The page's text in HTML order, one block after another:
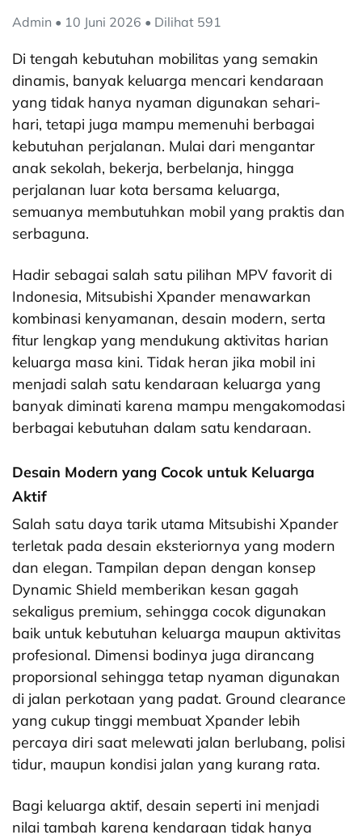
Admin • 10 Juni 2026 • Dilihat 591
Di tengah kebutuhan mobilitas yang semakin
dinamis, banyak keluarga mencari kendaraan
yang tidak hanya nyaman digunakan sehari-
hari, tetapi juga mampu memenuhi berbagai
kebutuhan perjalanan. Mulai dari mengantar
anak sekolah, bekerja, berbelanja, hingga
perjalanan luar kota bersama keluarga,
semuanya membutuhkan mobil yang praktis dan
serbaguna.
Hadir sebagai salah satu pilihan MPV favorit di
Indonesia, Mitsubishi Xpander menawarkan
kombinasi kenyamanan, desain modern, serta
fitur lengkap yang mendukung aktivitas harian
keluarga masa kini. Tidak heran jika mobil ini
menjadi salah satu kendaraan keluarga yang
banyak diminati karena mampu mengakomodasi
berbagai kebutuhan dalam satu kendaraan.
Desain Modern yang Cocok untuk Keluarga
Aktif
Salah satu daya tarik utama Mitsubishi Xpander
terletak pada desain eksteriornya yang modern
dan elegan. Tampilan depan dengan konsep
Dynamic Shield memberikan kesan gagah
sekaligus premium, sehingga cocok digunakan
baik untuk kebutuhan keluarga maupun aktivitas
profesional. Dimensi bodinya juga dirancang
proporsional sehingga tetap nyaman digunakan
di jalan perkotaan yang padat. Ground clearance
yang cukup tinggi membuat Xpander lebih
percaya diri saat melewati jalan berlubang, polisi
tidur, maupun kondisi jalan yang kurang rata.
Bagi keluarga aktif, desain seperti ini menjadi
nilai tambah karena kendaraan tidak hanya